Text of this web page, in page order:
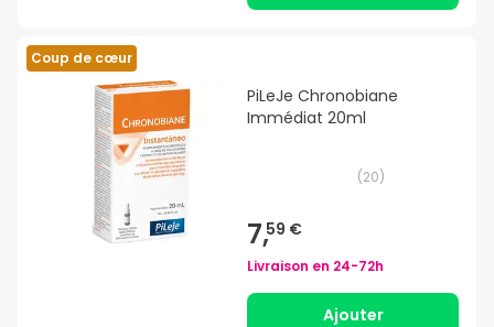
Coup de cœur
PiLeJe Chronobiane
Immédiat 20ml
(20)
7,59 €
Livraison en 24-72h
Ajouter